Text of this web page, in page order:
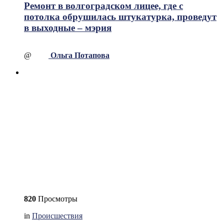
Ремонт в волгоградском лицее, где с
потолка обрушилась штукатурка, проведут
в выходные – мэрия
@ Ольга Потапова
820 Просмотры
in Происшествия